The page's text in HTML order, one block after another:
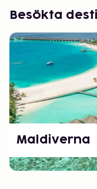
Besökta
Maldiverna